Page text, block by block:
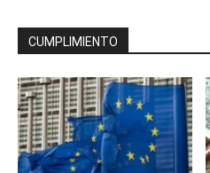
CUMPLIMIENTO